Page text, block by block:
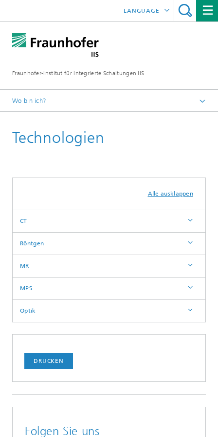
Fraunhofer-Institut für Integrierte Schaltungen IIS
LANGUAGE
中文
Wo bin ich?
Forschungsbereiche
Technologien
Alle ausklappen
CT
Röntgen
MR
MPS
Optik
DRUCKEN
Folgen Sie uns